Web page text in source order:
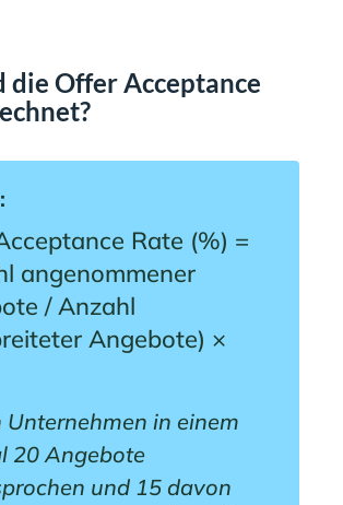
die Offer Acceptance
Rate (%) =
angenommener
/ Anzahl
Angebote) ×
Unternehmen in einem
20 Angebote
und 15 davon